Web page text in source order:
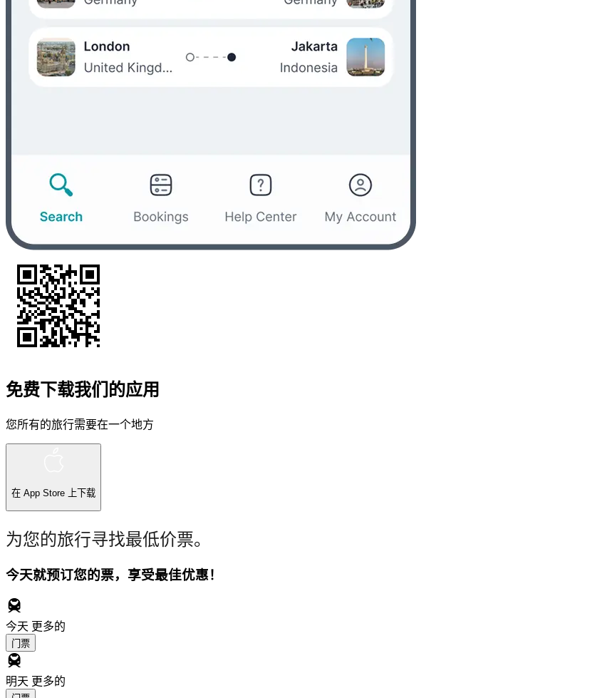
免费下载我们的应用
您所有的旅行需要在一个地方
在 App Store 上下载
为您的旅行寻找最低价票。
今天就预订您的票，享受最佳优惠！
今天 更多的
门票
明天 更多的